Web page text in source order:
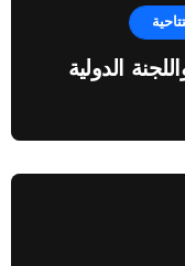
الدولية